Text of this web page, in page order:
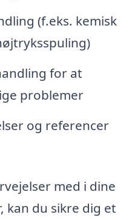
(f.eks. kemisk
for at
problemer
og referencer
med i dine
kan du sikre dig et